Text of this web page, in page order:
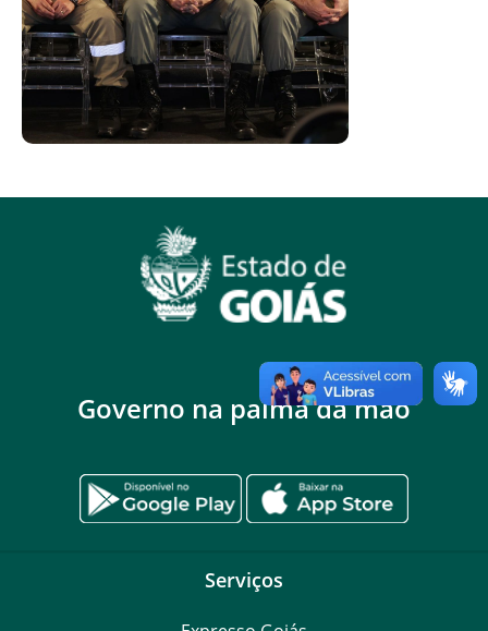
Governo na palma da mão
Serviços